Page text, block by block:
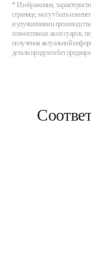
* Изображения,
странице, могут быть
и улучшениями
совместимых аксессуаров,
получения актуальной
детали продукта без